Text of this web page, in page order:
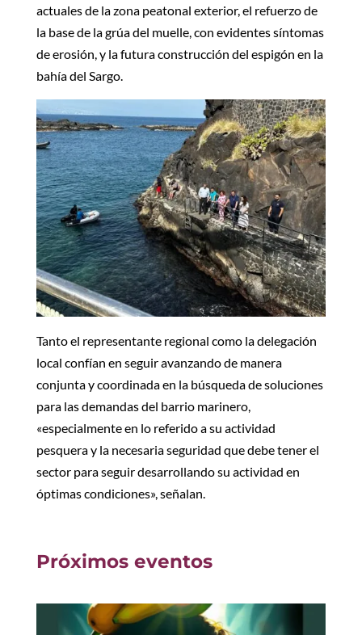
actuales de la zona peatonal exterior, el refuerzo de
la base de la grúa del muelle, con evidentes síntomas
de erosión, y la futura construcción del espigón en la
bahía del Sargo.
Tanto el representante regional como la delegación
local confían en seguir avanzando de manera
conjunta y coordinada en la búsqueda de soluciones
para las demandas del barrio marinero,
«especialmente en lo referido a su actividad
pesquera y la necesaria seguridad que debe tener el
sector para seguir desarrollando su actividad en
óptimas condiciones», señalan.
Próximos eventos